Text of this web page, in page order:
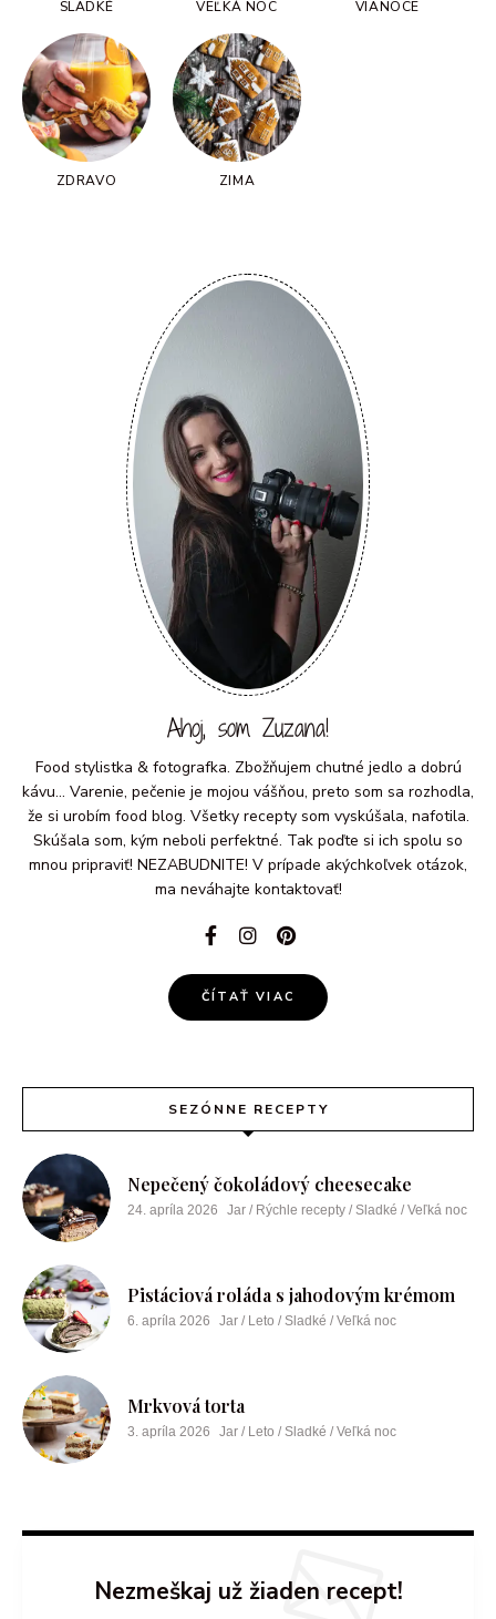
SLADKÉ VEĽKÁ NOC VIANOCE
ZDRAVO ZIMA
Ahoj, som Zuzana!
Food stylistka & fotografka. Zbožňujem chutné jedlo a dobrú
kávu... Varenie, pečenie je mojou vášňou, preto som sa rozhodla,
že si urobím food blog. Všetky recepty som vyskúšala, nafotila.
Skúšala som, kým neboli perfektné. Tak poďte si ich spolu so
mnou pripraviť! NEZABUDNITE! V prípade akýchkoľvek otázok,
ma neváhajte kontaktovať!
ČÍTAŤ VIAC
SEZÓNNE RECEPTY
Nepečený čokoládový cheesecake
24. apríla 2026 Jar / Rýchle recepty / Sladké / Veľká noc
Pistáciová roláda s jahodovým krémom
6. apríla 2026 Jar / Leto / Sladké / Veľká noc
Mrkvová torta
3. apríla 2026 Jar / Leto / Sladké / Veľká noc
Nezmeškaj už žiaden recept!